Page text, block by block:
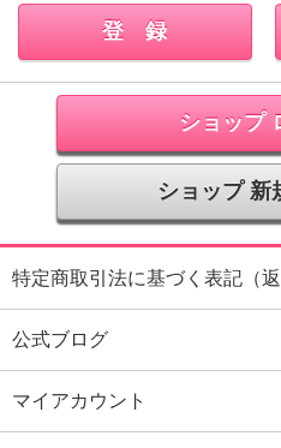
ショップ
ショップ 新
特定商取引法に基づく表記（返
公式ブログ
マイアカウント